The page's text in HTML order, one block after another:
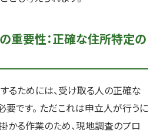
重要性：正確な住所特定の
るためには、受け取る人の正確な
要です。 ただこれは申立人が行うに
かる作業のため、現地調査のプロ